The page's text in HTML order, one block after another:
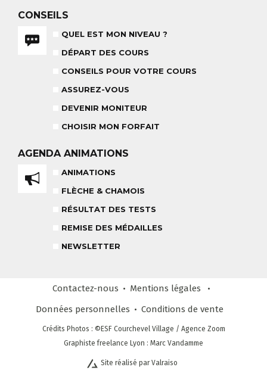
LIENS UTILES
& PARTENAIRES
LE VENDREDI
4 À 6 ANS
TEAM RIDER
STAGE COMPÉTITION
COURS PRIVÉ APRÈS-MIDI
CONSEILS
QUEL EST MON NIVEAU ?
DÉPART DES COURS
CONSEILS POUR VOTRE COURS
ASSUREZ-VOUS
DEVENIR MONITEUR
CHOISIR MON FORFAIT
AGENDA ANIMATIONS
ANIMATIONS
FLÈCHE & CHAMOIS
RÉSULTAT DES TESTS
REMISE DES MÉDAILLES
NEWSLETTER
Contactez-nous
Mentions légales
Données personnelles
Conditions de vente
Crédits Photos : ©ESF Courchevel Village / Agence Zoom
Graphiste freelance Lyon : Marc Vandamme
Site réalisé par Valraiso